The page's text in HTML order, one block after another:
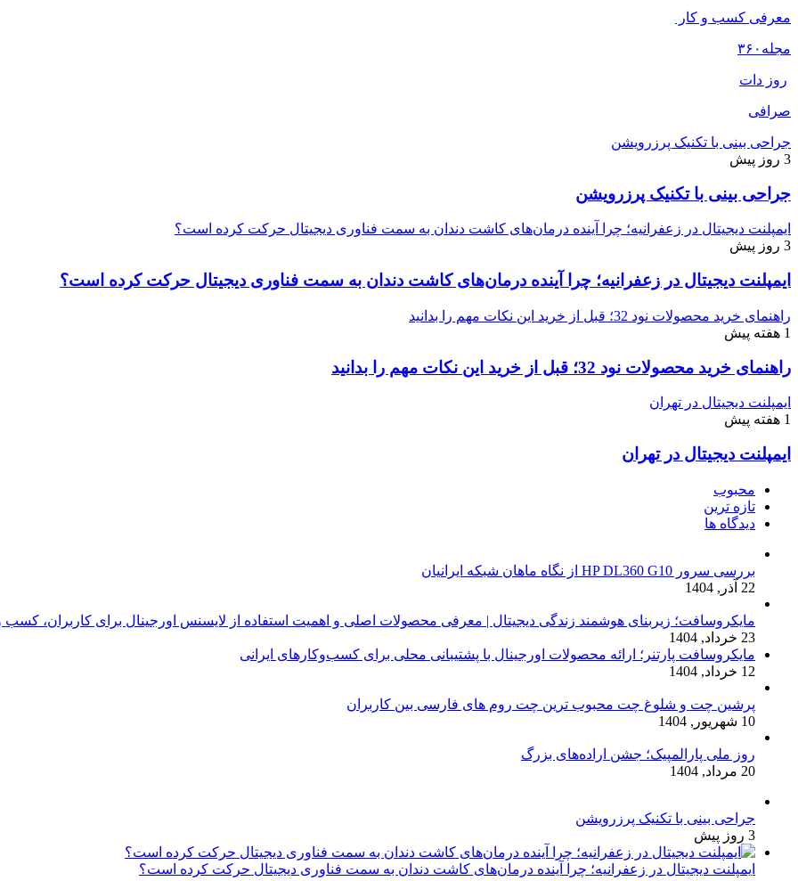
معرفی کسب و کار
مجله ۳۶۰
روز دات
صرافی
جراحی بینی با تکنیک پرزرویشن
3 روز پیش
جراحی بینی با تکنیک پرزرویشن
ایمپلنت دیجیتال در زعفرانیه؛ چرا آینده درمان‌های کاشت دندان به سمت فناوری دیجیتال حرکت کرده است؟
3 روز پیش
ایمپلنت دیجیتال در زعفرانیه؛ چرا آینده درمان‌های کاشت دندان به سمت فناوری دیجیتال حرکت کرده است؟
راهنمای خرید محصولات نود 32؛ قبل از خرید این نکات مهم را بدانید
1 هفته پیش
راهنمای خرید محصولات نود 32؛ قبل از خرید این نکات مهم را بدانید
ایمپلنت دیجیتال در تهران
1 هفته پیش
ایمپلنت دیجیتال در تهران
محبوب
تازه ترین
دیدگاه ها
بررسی سرور HP DL360 G10 از نگاه ماهان شبکه ایرانیان
22 آذر, 1404
مایکروسافت؛ زیربنای هوشمند زندگی دیجیتال | معرفی محصولات اصلی و اهمیت استفاده از لایسنس اورجینال برای کاربران، کسب
23 خرداد, 1404
مایکروسافت پارتنر؛ ارائه محصولات اورجینال با پشتیبانی محلی برای کسب‌وکارهای ایرانی
12 خرداد, 1404
پرشین چت و شلوغ چت محبوب ترین چت روم های فارسی بین کاربران
10 شهریور, 1404
روز ملی پارالمپیک؛ جشن اراده‌های بزرگ
20 مرداد, 1404
جراحی بینی با تکنیک پرزرویشن
3 روز پیش
ایمپلنت دیجیتال در زعفرانیه؛ چرا آینده درمان‌های کاشت دندان به سمت فناوری دیجیتال حرکت کرده است؟